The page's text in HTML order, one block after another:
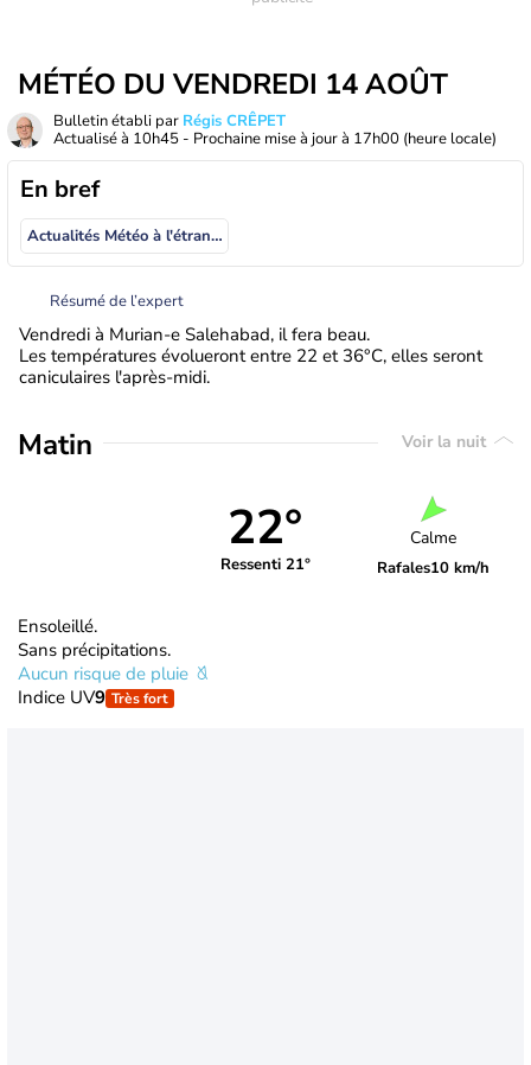
MÉTÉO DU VENDREDI 14 AOÛT
Bulletin établi par Régis CRÊPET
Actualisé à 10h45 - Prochaine mise à jour à 17h00 (heure locale)
En bref
Actualités Météo à l'étranger
Résumé de l’expert
Vendredi à Murian-e Salehabad, il fera beau.
Les températures évolueront entre 22 et 36°C, elles seront
caniculaires l'après-midi.
Matin Voir la nuit
22°
Ressenti 21°
Calme
Rafales10 km/h
Ensoleillé.
Sans précipitations.
Aucun risque de pluie
Indice UV9 Très fort